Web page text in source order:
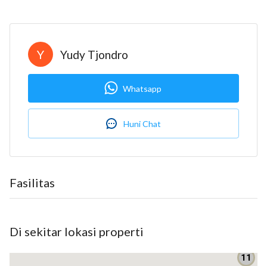
Luas tanah: 3700
Luas bangunan: 2236
Bangunan menghadap: Utara
Disewakan cepat murah gudang Rungkut Industri Surabaya
siap huni strategis lokasi berada di kawasan industri dan
Luas tanah 3700 luas bangunan 2236
Dimensi 23 * 86
4 lantai ada lift
Y Yudy Tjondro
Whatsapp
Huni Chat
Fasilitas
Di sekitar lokasi properti
11